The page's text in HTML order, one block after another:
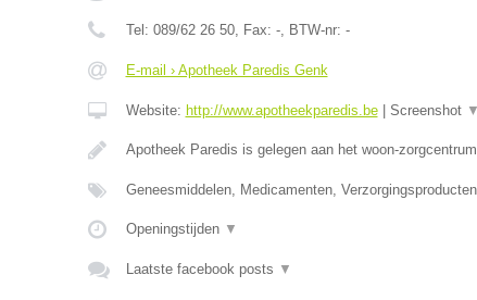
Tel: 089/62 26 50, Fax: -, BTW-nr: -
E-mail › Apotheek Paredis Genk
Website: http://www.apotheekparedis.be| Screenshot ▼
Apotheek Paredis is gelegen aan het woon-
Geneesmiddelen, Medicamenten,
Openingstijden ▼
Laatste facebook posts ▼